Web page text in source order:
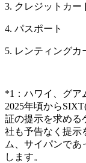
3. クレジットカー
4. パスポート
5. レンティング
*1：ハワイ、グア
2025年頃から
証の提示を求める
社も予告なく提示
ム、サイパンで
します。